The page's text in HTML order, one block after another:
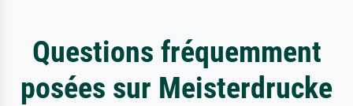
Questions fréquemment
posées sur Meisterdrucke